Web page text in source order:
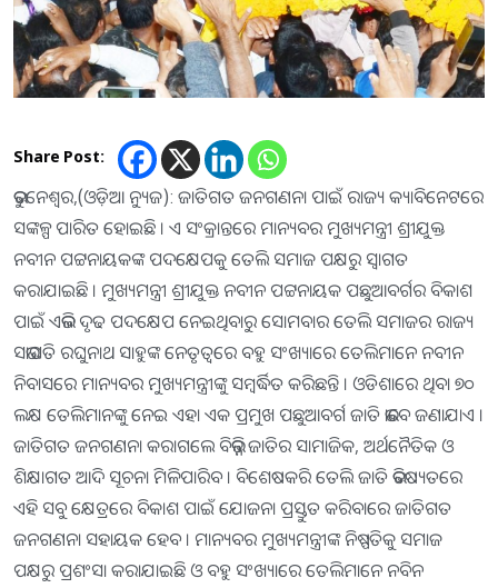
Share Post:
ଭୁବନେଶ୍ୱର,(ଓଡ଼ିଆ ନ୍ୟୁଜ): ଜାତିଗତ ଜନଗଣନା ପାଇଁ ରାଜ୍ୟ କ୍ୟାବିନେଟରେ
ସଙ୍କଳ୍ପ ପାରିତ ହୋଇଛି । ଏ ସଂକ୍ରାନ୍ତରେ ମାନ୍ୟବର ମୁଖ୍ୟମନ୍ତ୍ରୀ ଶ୍ରୀଯୁକ୍ତ
ନବୀନ ପଟ୍ଟନାୟକଙ୍କ ପଦକ୍ଷେପକୁ ତେଲି ସମାଜ ପକ୍ଷରୁ ସ୍ୱାଗତ
କରାଯାଇଛି । ମୁଖ୍ୟମନ୍ତ୍ରୀ ଶ୍ରୀଯୁକ୍ତ ନବୀନ ପଟ୍ଟନାୟକ ପଛୁଆବର୍ଗର ବିକାଶ
ପାଇଁ ଏଭଳି ଦୃଢ ପଦକ୍ଷେପ ନେଇଥିବାରୁ ସୋମବାର ତେଲି ସମାଜର ରାଜ୍ୟ
ସଭାପତି ରଘୁନାଥ ସାହୁଙ୍କ ନେତୃତ୍ୱରେ ବହୁ ସଂଖ୍ୟାରେ ତେଲିମାନେ ନବୀନ
ନିବାସରେ ମାନ୍ୟବର ମୁଖ୍ୟମନ୍ତ୍ରୀଙ୍କୁ ସମ୍ବର୍ଦ୍ଧିତ କରିଛନ୍ତି । ଓଡିଶାରେ ଥିବା ୭୦
ଲକ୍ଷ ତେଲିମାନଙ୍କୁ ନେଇ ଏହା ଏକ ପ୍ରମୁଖ ପଛୁଆବର୍ଗ ଜାତି ଭାବେ ଜଣାଯାଏ ।
ଜାତିଗତ ଜନଗଣନା କରାଗଲେ ବିଭିନ୍ନ ଜାତିର ସାମାଜିକ, ଅର୍ଥନୈତିକ ଓ
ଶିକ୍ଷାଗତ ଆଦି ସୂଚନା ମିଳିପାରିବ । ବିଶେଷକରି ତେଲି ଜାତି ଭବିଷ୍ୟତରେ
ଏହି ସବୁ କ୍ଷେତ୍ରରେ ବିକାଶ ପାଇଁ ଯୋଜନା ପ୍ରସ୍ତୁତ କରିବାରେ ଜାତିଗତ
ଜନଗଣନା ସହାୟକ ହେବ । ମାନ୍ୟବର ମୁଖ୍ୟମନ୍ତ୍ରୀଙ୍କ ନିଷ୍ପତିକୁ ସମାଜ
ପକ୍ଷରୁ ପ୍ରଶଂସା କରାଯାଇଛି ଓ ବହୁ ସଂଖ୍ୟାରେ ତେଲିମାନେ ନବିନ